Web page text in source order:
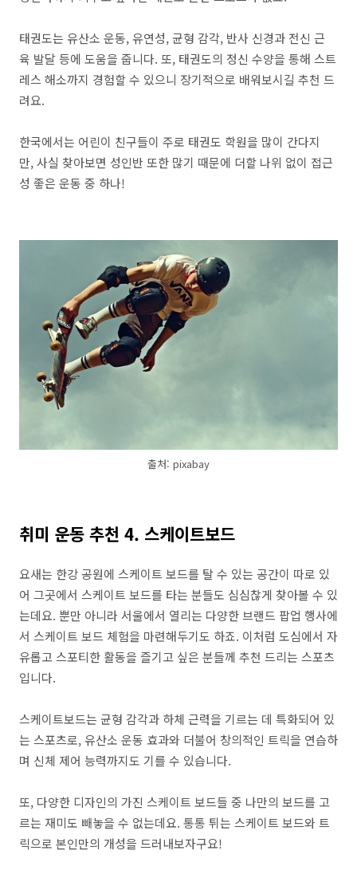
태권도는 유산소 운동, 유연성, 균형 감각, 반사 신경과 전신 근
육 발달 등에 도움을 줍니다. 또, 태권도의 정신 수양을 통해 스트
레스 해소까지 경험할 수 있으니 장기적으로 배워보시길 추천 드
려요.
한국에서는 어린이 친구들이 주로 태권도 학원을 많이 간다지
만, 사실 찾아보면 성인반 또한 많기 때문에 더할 나위 없이 접근
성 좋은 운동 중 하나!
출처: pixabay
취미 운동 추천 4. 스케이트보드
요새는 한강 공원에 스케이트 보드를 탈 수 있는 공간이 따로 있
어 그곳에서 스케이트 보드를 타는 분들도 심심찮게 찾아볼 수 있
는데요. 뿐만 아니라 서울에서 열리는 다양한 브랜드 팝업 행사에
서 스케이트 보드 체험을 마련해두기도 하죠. 이처럼 도심에서 자
유롭고 스포티한 활동을 즐기고 싶은 분들께 추천 드리는 스포츠
입니다.
스케이트보드는 균형 감각과 하체 근력을 기르는 데 특화되어 있
는 스포츠로, 유산소 운동 효과와 더불어 창의적인 트릭을 연습하
며 신체 제어 능력까지도 기를 수 있습니다.
또, 다양한 디자인의 가진 스케이트 보드들 중 나만의 보드를 고
르는 재미도 빼놓을 수 없는데요. 통통 튀는 스케이트 보드와 트
릭으로 본인만의 개성을 드러내보자구요!